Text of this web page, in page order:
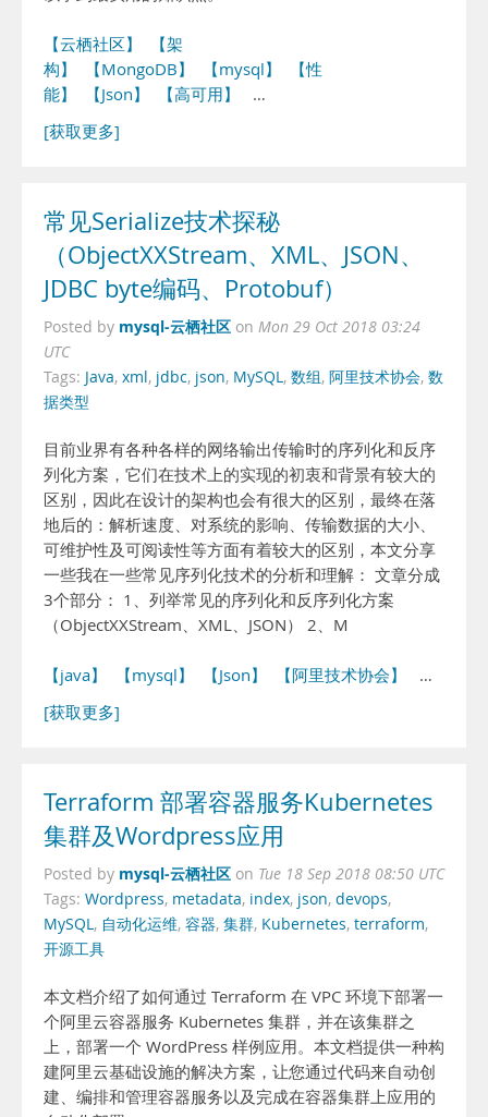
【云栖社区】
【架
构】
【MongoDB】 【mysql】
【性
能】
【Json】 【高可用】
…
[获取更多]
常见Serialize技术探秘
（ObjectXXStream、XML、JSON、
JDBC byte编码、Protobuf）
Posted by mysql-云栖社区 on Mon 29 Oct 2018 03:24
UTC
Tags: Java, xml, jdbc, json, MySQL, 数组, 阿里技术协会, 数
据类型
目前业界有各种各样的网络输出传输时的序列化和反序
列化方案，它们在技术上的实现的初衷和背景有较大的
区别，因此在设计的架构也会有很大的区别，最终在落
地后的：解析速度、对系统的影响、传输数据的大小、
可维护性及可阅读性等方面有着较大的区别，本文分享
一些我在一些常见序列化技术的分析和理解： 文章分成
3个部分： 1、列举常见的序列化和反序列化方案
（ObjectXXStream、XML、JSON） 2、M
【java】 【mysql】 【Json】 【阿里技术协会】
…
[获取更多]
Terraform 部署容器服务Kubernetes
集群及Wordpress应用
Posted by mysql-云栖社区 on Tue 18 Sep 2018 08:50 UTC
Tags: Wordpress, metadata, index, json, devops,
MySQL, 自动化运维, 容器, 集群, Kubernetes, terraform,
开源工具
本文档介绍了如何通过 Terraform 在 VPC 环境下部署一
个阿里云容器服务 Kubernetes 集群，并在该集群之
上，部署一个 WordPress 样例应用。本文档提供一种构
建阿里云基础设施的解决方案，让您通过代码来自动创
建、编排和管理容器服务以及完成在容器集群上应用的